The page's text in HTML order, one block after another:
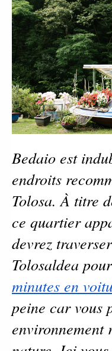
Bedaio est
endroits
Tolosa. À titre
ce quartier
devrez
Tolosaldea
minutes en
peine car vous